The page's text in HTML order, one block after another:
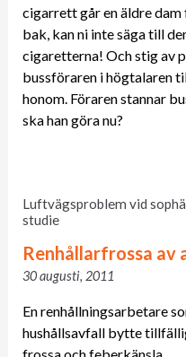
cigarrett går en äldre
bak, kan ni inte säga till
cigaretterna! Och stig av
bussföraren i högtalaren
honom. Föraren stannar
ska han göra nu?
Luftvägsproblem vid
studie
Renhållarfrossa av
30 augusti, 2011
En renhållningsarbetare
hushållsavfall bytte
frossa och feberkänsla.